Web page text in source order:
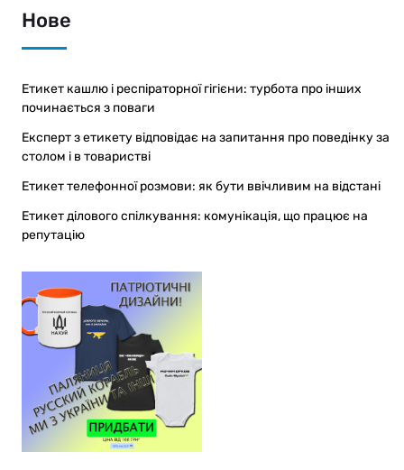
Нове
Етикет кашлю і респіраторної гігієни: турбота про інших
починається з поваги
Експерт з етикету відповідає на запитання про поведінку за
столом і в товаристві
Етикет телефонної розмови: як бути ввічливим на відстані
Етикет ділового спілкування: комунікація, що працює на
репутацію